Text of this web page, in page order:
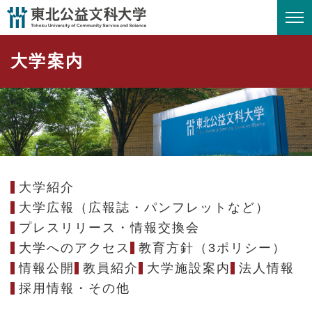
ペ
頭
で
す
。
メニューを飛ばして本文へ
大学案内
大学紹介
大学広報（広報誌・パンフレットなど）
プレスリリース・情報交換会
大学へのアクセス
教育方針（3ポリシー）
情報公開
教員紹介 大学施設案内
法人情報
採用情報・その他